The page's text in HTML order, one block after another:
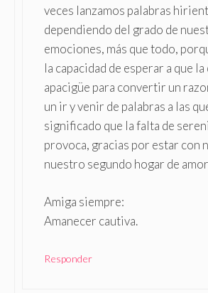
veces lanzamos palabras
dependiendo del grado de
emociones, más que todo,
la capacidad de esperar a que
apacigüe para convertir un
un ir y venir de palabras a las
significado que la falta de
provoca, gracias por estar con
nuestro segundo hogar de
Amiga siempre:
Amanecer cautiva.
Responder